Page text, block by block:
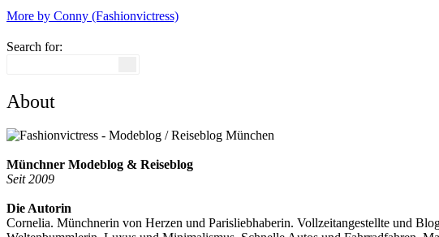
More by Conny (Fashionvictress)
Search for:
About
Münchner Modeblog & Reiseblog
Seit 2009
Die Autorin
Cornelia. Münchnerin von Herzen und Parisliebhaberin. Vollzeitangestellte und